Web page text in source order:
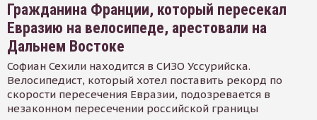
Гражданина Франции, который пересекал
Евразию на велосипеде, арестовали на
Дальнем Востоке
Софиан Сехили находится в СИЗО Уссурийска.
Велосипедист, который хотел поставить рекорд по
скорости пересечения Евразии, подозревается в
незаконном пересечении российской границы